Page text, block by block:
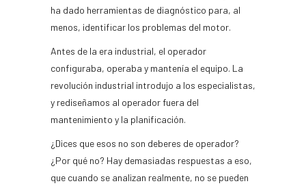
ha dado herramientas de diagnóstico para, al
menos, identificar los problemas del motor.
Antes de la era industrial, el operador
configuraba, operaba y mantenía el equipo. La
revolución industrial introdujo a los especialistas,
y rediseñamos al operador fuera del
mantenimiento y la planificación.
¿Dices que esos no son deberes de operador?
¿Por qué no? Hay demasiadas respuestas a eso,
que cuando se analizan realmente, no se pueden